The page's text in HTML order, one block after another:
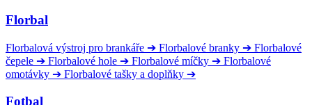
Florbal
Florbalová výstroj pro brankáře ➔ Florbalové branky ➔ Florbalové
čepele ➔ Florbalové hole ➔ Florbalové míčky ➔ Florbalové
omotávky ➔ Florbalové tašky a doplňky ➔
Fotbal